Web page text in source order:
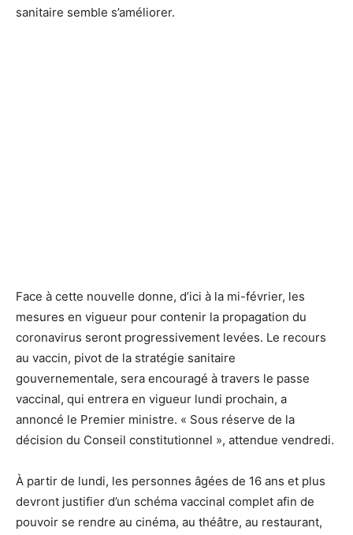
sanitaire semble s’améliorer.
Face à cette nouvelle donne, d’ici à la mi-février, les
mesures en vigueur pour contenir la propagation du
coronavirus seront progressivement levées. Le recours
au vaccin, pivot de la stratégie sanitaire
gouvernementale, sera encouragé à travers le passe
vaccinal, qui entrera en vigueur lundi prochain, a
annoncé le Premier ministre. « Sous réserve de la
décision du Conseil constitutionnel », attendue vendredi.
À partir de lundi, les personnes âgées de 16 ans et plus
devront justifier d’un schéma vaccinal complet afin de
pouvoir se rendre au cinéma, au théâtre, au restaurant,